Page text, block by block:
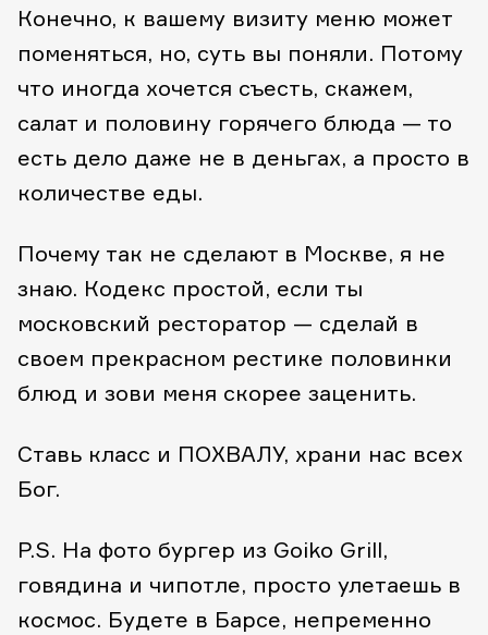
Конечно, к вашему визиту меню может
поменяться, но, суть вы поняли. Потому
что иногда хочется съесть, скажем,
салат и половину горячего блюда — то
есть дело даже не в деньгах, а просто в
количестве еды.
Почему так не сделают в Москве, я не
знаю. Кодекс простой, если ты
московский ресторатор — сделай в
своем прекрасном рестике половинки
блюд и зови меня скорее заценить.
Ставь класс и ПОХВАЛУ, храни нас всех
Бог.
P.S. На фото бургер из Goiko Grill,
говядина и чипотле, просто улетаешь в
космос. Будете в Барсе, непременно